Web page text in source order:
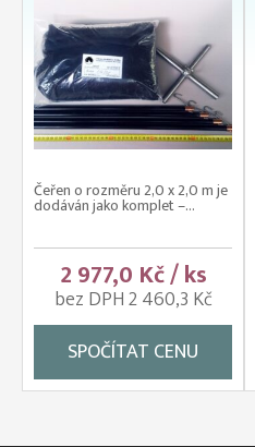
Čeřen o rozměru 2,0 x 2,0 m je
dodáván jako komplet –...
2 977,0 Kč / ks
bez DPH 2 460,3 Kč
SPOČÍTAT CENU